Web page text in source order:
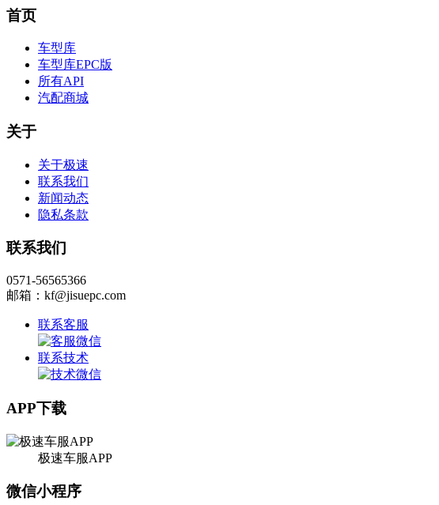
首页
车型库
车型库EPC版
所有API
汽配商城
关于
关于极速
联系我们
新闻动态
隐私条款
联系我们
0571-56565366
邮箱：kf@jisuepc.com
联系客服
联系技术
APP下载
极速车服APP
微信小程序